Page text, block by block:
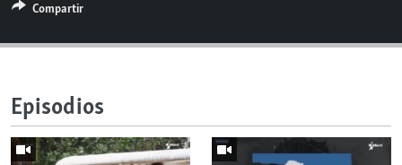
Compartir
Episodios